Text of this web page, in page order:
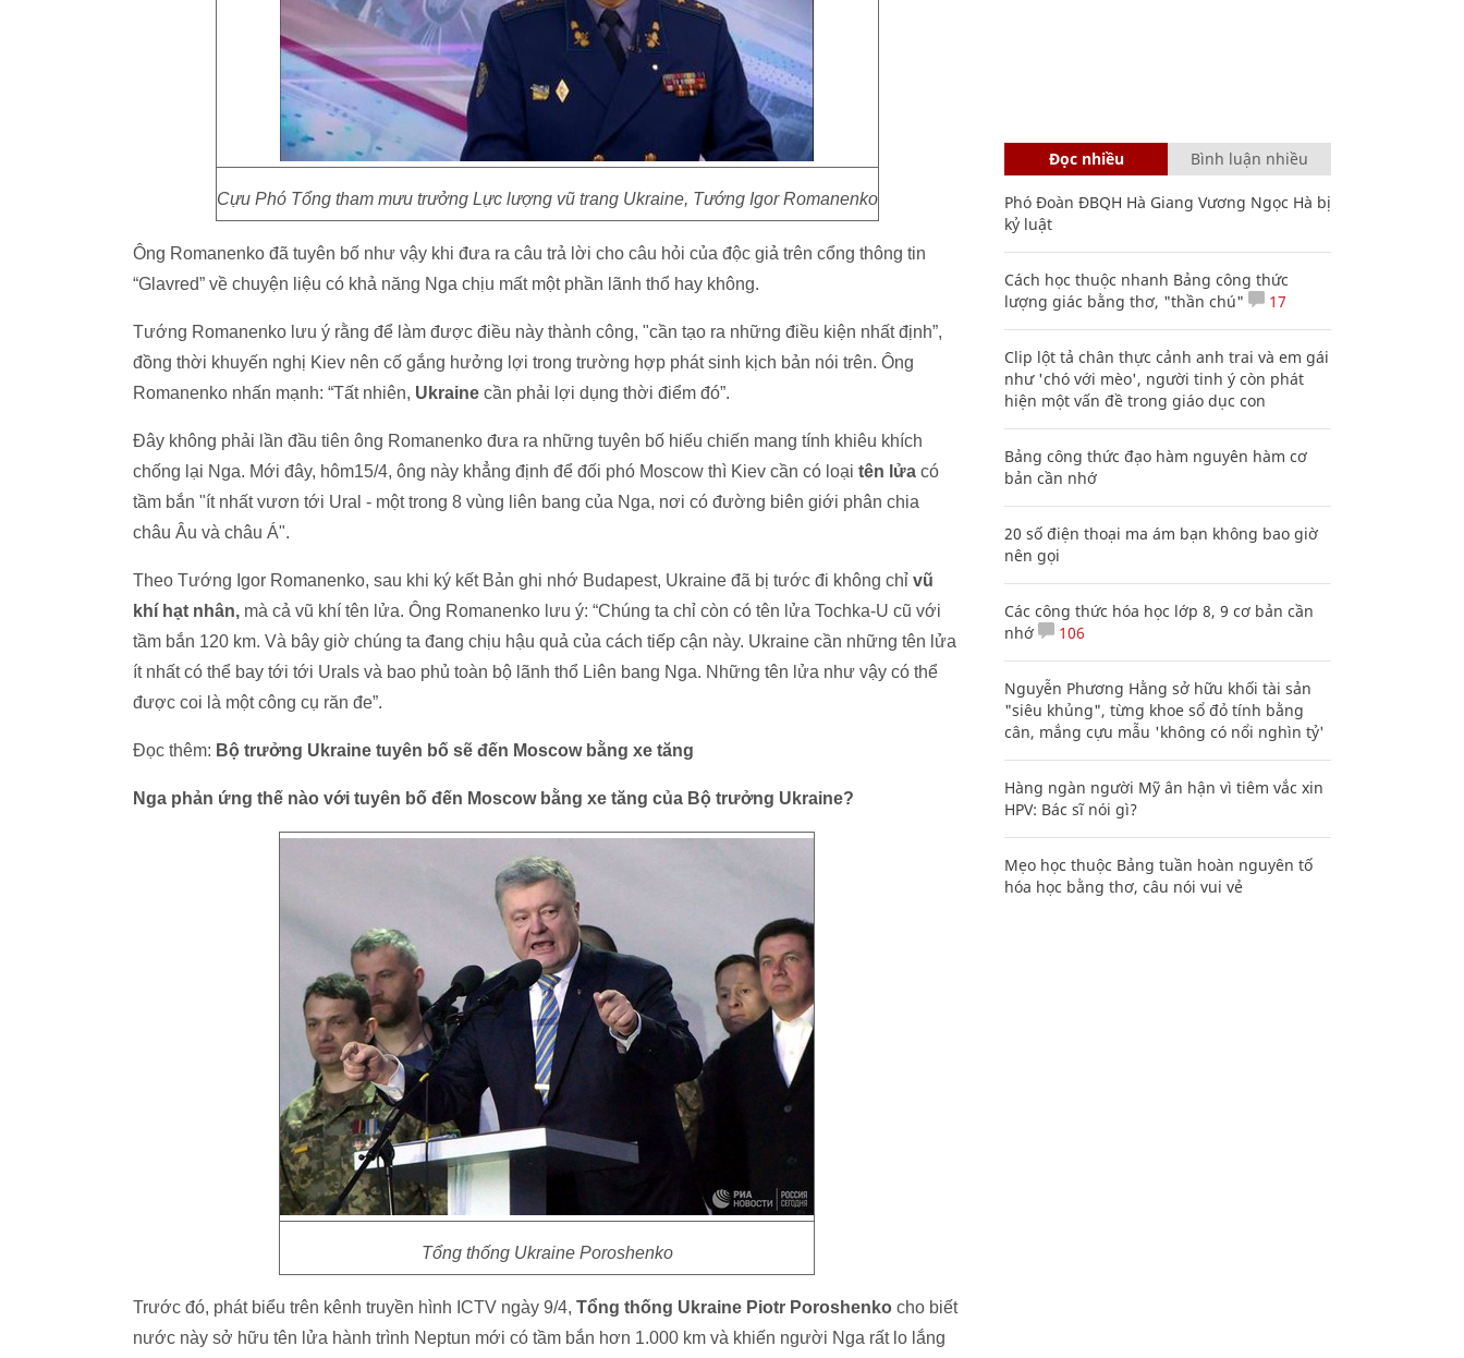
Cựu Phó Tổng tham mưu trưởng Lực lượng vũ trang Ukraine, Tướng Igor Romanenko
Ông Romanenko đã tuyên bố như vậy khi đưa ra câu trả lời cho câu hỏi của độc giả trên cổng thông tin
“Glavred” về chuyện liệu có khả năng Nga chịu mất một phần lãnh thổ hay không.
Tướng Romanenko lưu ý rằng để làm được điều này thành công, "cần tạo ra những điều kiện nhất định”,
đồng thời khuyến nghị Kiev nên cố gắng hưởng lợi trong trường hợp phát sinh kịch bản nói trên. Ông
Romanenko nhấn mạnh: “Tất nhiên, Ukraine cần phải lợi dụng thời điểm đó”.
Đây không phải lần đầu tiên ông Romanenko đưa ra những tuyên bố hiếu chiến mang tính khiêu khích
chống lại Nga. Mới đây, hôm15/4, ông này khẳng định để đối phó Moscow thì Kiev cần có loại tên lửa có
tầm bắn "ít nhất vươn tới Ural - một trong 8 vùng liên bang của Nga, nơi có đường biên giới phân chia
châu Âu và châu Á".
Theo Tướng Igor Romanenko, sau khi ký kết Bản ghi nhớ Budapest, Ukraine đã bị tước đi không chỉ vũ
khí hạt nhân, mà cả vũ khí tên lửa. Ông Romanenko lưu ý: “Chúng ta chỉ còn có tên lửa Tochka-U cũ với
tầm bắn 120 km. Và bây giờ chúng ta đang chịu hậu quả của cách tiếp cận này. Ukraine cần những tên lửa
ít nhất có thể bay tới tới Urals và bao phủ toàn bộ lãnh thổ Liên bang Nga. Những tên lửa như vậy có thể
được coi là một công cụ răn đe”.
Đọc thêm: Bộ trưởng Ukraine tuyên bố sẽ đến Moscow bằng xe tăng
Nga phản ứng thế nào với tuyên bố đến Moscow bằng xe tăng của Bộ trưởng Ukraine?
Tổng thống Ukraine Poroshenko
Trước đó, phát biểu trên kênh truyền hình ICTV ngày 9/4, Tổng thống Ukraine Piotr Poroshenko cho biết
nước này sở hữu tên lửa hành trình Neptun mới có tầm bắn hơn 1.000 km và khiến người Nga rất lo lắng
Đọc nhiều Bình luận nhiều
Phó Đoàn ĐBQH Hà Giang Vương Ngọc Hà bị
kỷ luật
Cách học thuộc nhanh Bảng công thức
lượng giác bằng thơ, "thần chú"
17
Clip lột tả chân thực cảnh anh trai và em gái
như 'chó với mèo', người tinh ý còn phát
hiện một vấn đề trong giáo dục con
Bảng công thức đạo hàm nguyên hàm cơ
bản cần nhớ
20 số điện thoại ma ám bạn không bao giờ
nên gọi
Các công thức hóa học lớp 8, 9 cơ bản cần
nhớ
106
Nguyễn Phương Hằng sở hữu khối tài sản
"siêu khủng", từng khoe sổ đỏ tính bằng
cân, mắng cựu mẫu 'không có nổi nghìn tỷ'
Hàng ngàn người Mỹ ân hận vì tiêm vắc xin
HPV: Bác sĩ nói gì?
Mẹo học thuộc Bảng tuần hoàn nguyên tố
hóa học bằng thơ, câu nói vui vẻ